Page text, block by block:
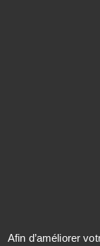
Afin d’améliorer